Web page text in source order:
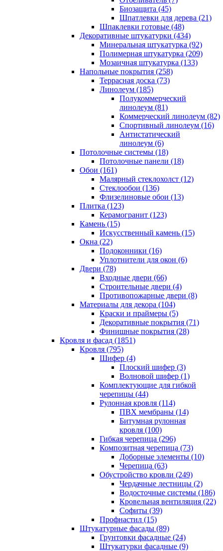
Биозащита (45)
Шпатлевки для дерева (21)
Шпаклевки готовые (48)
Декоративные штукатурки (434)
Минеральная штукатурка (92)
Полимерная штукатурка (209)
Мозаичная штукатурка (133)
Напольные покрытия (258)
Террасная доска (73)
Линолеум (185)
Полукоммерческий
линолеум (81)
Коммерческий линолеум (82)
Спортивный линолеум (16)
Антистатический
линолеум (6)
Потолочные системы (18)
Потолочные панели (18)
Обои (161)
Малярный стеклохолст (12)
Стеклообои (136)
Флизелиновые обои (13)
Плитка (123)
Керамогранит (123)
Камень (15)
Искусственный камень (15)
Окна (22)
Подоконники (16)
Уплотнители для окон (6)
Двери (78)
Входные двери (66)
Строительные двери (4)
Противопожарные двери (8)
Материалы для декора (104)
Краски и праймеры (5)
Декоративные покрытия (71)
Финишные покрытия (28)
Кровля и фасад (1851)
Кровля (795)
Шифер (4)
Плоский шифер (3)
Волновой шифер (1)
Комплектующие для гибкой
черепицы (44)
Рулонная кровля (114)
ПВХ мембраны (14)
Битумная рулонная
кровля (100)
Гибкая черепица (296)
Композитная черепица (73)
Доборные элементы (10)
Черепица (63)
Обустройство кровли (249)
Чердачные лестницы (2)
Водосточные системы (186)
Кровельная вентиляция (22)
Cофиты (39)
Профнастил (15)
Штукатурные фасады (89)
Грунтовки фасадные (24)
Штукатурки фасадные (9)